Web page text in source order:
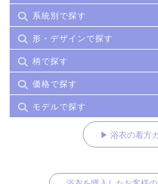
系統別で探す
形・デザインで探す
柄で探す
価格で探す
モデルで探す
▶ 浴衣の着方